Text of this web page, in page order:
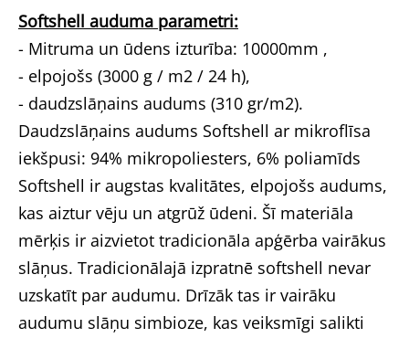
Softshell auduma parametri:
- Mitruma un ūdens izturība: 10000mm ,
- elpojošs (3000 g / m2 / 24 h),
- daudzslāņains audums (310 gr/m2).
Daudzslāņains audums Softshell ar mikroflīsa
iekšpusi: 94% mikropoliesters, 6% poliamīds
Softshell ir augstas kvalitātes, elpojošs audums,
kas aiztur vēju un atgrūž ūdeni. Šī materiāla
mērķis ir aizvietot tradicionāla apģērba vairākus
slāņus. Tradicionālajā izpratnē softshell nevar
uzskatīt par audumu. Drīzāk tas ir vairāku
audumu slāņu simbioze, kas veiksmīgi salikti